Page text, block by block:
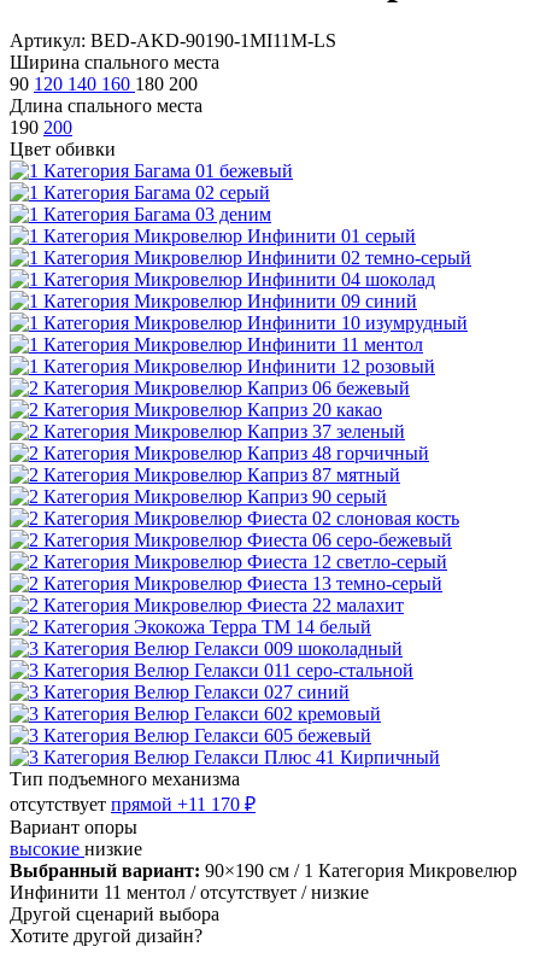
Артикул: BED-AKD-90190-1MI11M-LS
Ширина спального места
90 120 140 160 180 200
Длина спального места
190 200
Цвет обивки
Тип подъемного механизма
отсутствует прямой +11 170 ₽
Вариант опоры
высокие низкие
Выбранный вариант: 90×190 см / 1 Категория Микровелюр
Инфинити 11 ментол / отсутствует / низкие
Другой сценарий выбора
Хотите другой дизайн?